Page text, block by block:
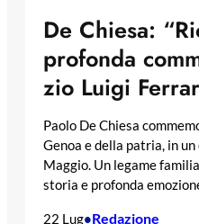
De Chiesa:
profonda
zio Luigi
Paolo De Chiesa
Genoa e della patria, in
Maggio. Un legame
storia e profonda
22 Lug•Redazione